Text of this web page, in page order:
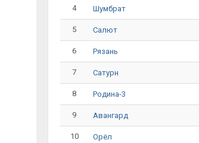
4 Шумбрат
5 Салют
6 Рязань
7 Сатурн
8 Родина-3
9 Авангард
10 Орёл